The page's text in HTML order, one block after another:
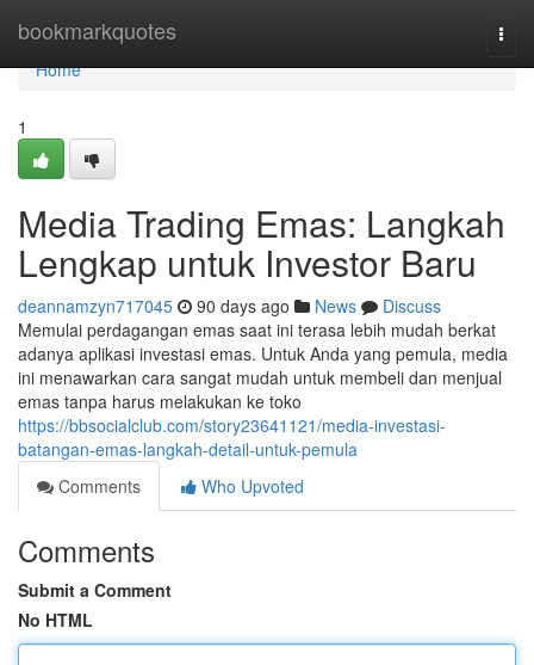
bookmarkquotes
Home
Home
1
Media Trading Emas: Langkah
Lengkap untuk Investor Baru
deannamzyn717045 90 days ago News
Discuss
Memulai perdagangan emas saat ini terasa lebih mudah berkat
adanya aplikasi investasi emas. Untuk Anda yang pemula, media
ini menawarkan cara sangat mudah untuk membeli dan menjual
emas tanpa harus melakukan ke toko
https://bbsocialclub.com/story23641121/media-investasi-
batangan-emas-langkah-detail-untuk-pemula
Comments
Who Upvoted
Comments
Submit a Comment
No HTML